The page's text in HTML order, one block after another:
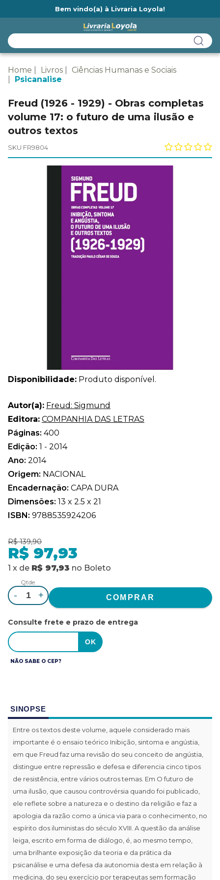
Bem vindo(a) à Livraria Loyola!
Home Livros
Ciências Humanas e Sociais
Psicanalise
Freud (1926 - 1929) - Obras completas
volume 17: o futuro de uma ilusão e
outros textos
SKU FR9804
Disponibilidade: Produto disponível.
Autor(a): Freud: Sigmund
Editora: COMPANHIA DAS LETRAS
Páginas: 400
Edição: 1 - 2014
Ano: 2014
Origem: NACIONAL
Encadernação: CAPA DURA
Dimensões: 13 x 2.5 x 21
ISBN: 9788535924206
R$ 139,90
R$ 97,93
1 x de R$ 97,93 no Boleto
Qtde.
- +
Consulte frete e prazo de entrega
NÃO SABE O CEP?
SINOPSE
Entre os textos deste volume, aquele considerado mais
importante é o ensaio teórico Inibição, sintoma e angústia,
em que Freud faz uma revisão do seu conceito de angústia,
distingue entre repressão e defesa e diferencia cinco tipos
de resistência, entre vários outros temas. Em O futuro de
uma ilusão, que causou controvérsia quando foi publicado,
ele reflete sobre a natureza e o destino da religião e faz a
apologia da razão como a única via para o conhecimento, no
espírito dos iluministas do século XVIII. A questão da análise
leiga, escrito em forma de diálogo, é, ao mesmo tempo,
uma brilhante exposição da teoria e da prática da
psicanálise e uma defesa da autonomia desta em relação à
medicina, do seu exercício por terapeutas sem formação